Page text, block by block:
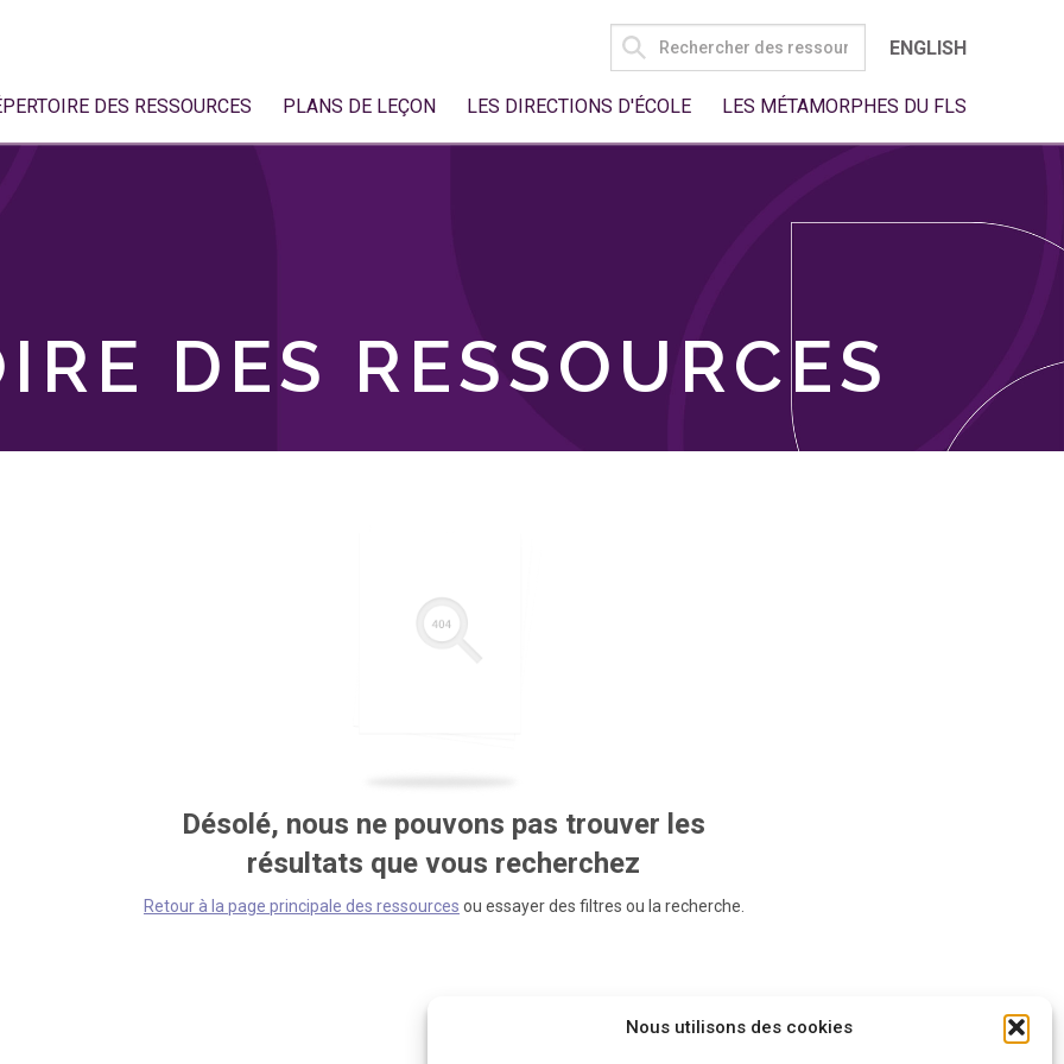
Nous utilisons des cookies
SEARCH
FOR:
ENGLISH
DES RESSOURCES PLANS DE LEÇON LES DIRECTIONS D'ÉCOLE LES MÉTAMORPHES DU FLS
DES RESSOURCES
Désolé, nous ne pouvons pas trouver les
résultats que vous recherchez
Retour à la page principale des ressources ou essayer des filtres ou la recherche.